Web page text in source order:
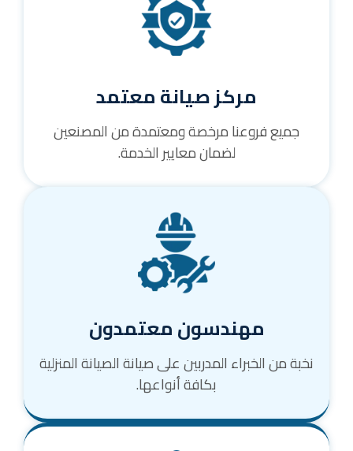
مركز صيانة معتمد
جميع فروعنا مرخصة ومعتمدة من المصنعين
لضمان معايير الخدمة.
مهندسون معتمدون
نخبة من الخبراء المدربين على صيانة الصيانة المنزلية
بكافة أنواعها.